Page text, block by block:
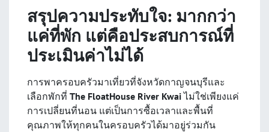
สรุปความประทับใจ: มากกว่า
แค่ที่พัก แต่คือประสบการณ์ที่
ประเมินค่าไม่ได้
การพาครอบครัวมาเที่ยวที่จังหวัดกาญจนบุรีและ
เลือกพักที่ The FloatHouse River Kwaiไม่ใช่เพียงแค่
การเปลี่ยนที่นอน แต่เป็นการซื้อเวลาและพื้นที่
คุณภาพให้ทุกคนในครอบครัวได้มาอยู่ร่วมกัน